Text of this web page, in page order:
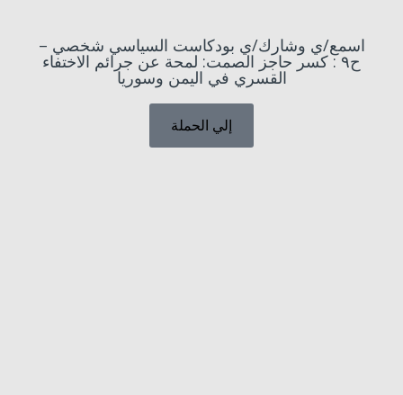
اسمع/ي وشارك/ي بودكاست السياسي شخصي –
ح٩ : كسر حاجز الصمت: لمحة عن جرائم الاختفاء
القسري في اليمن وسوريا
إلي الحملة